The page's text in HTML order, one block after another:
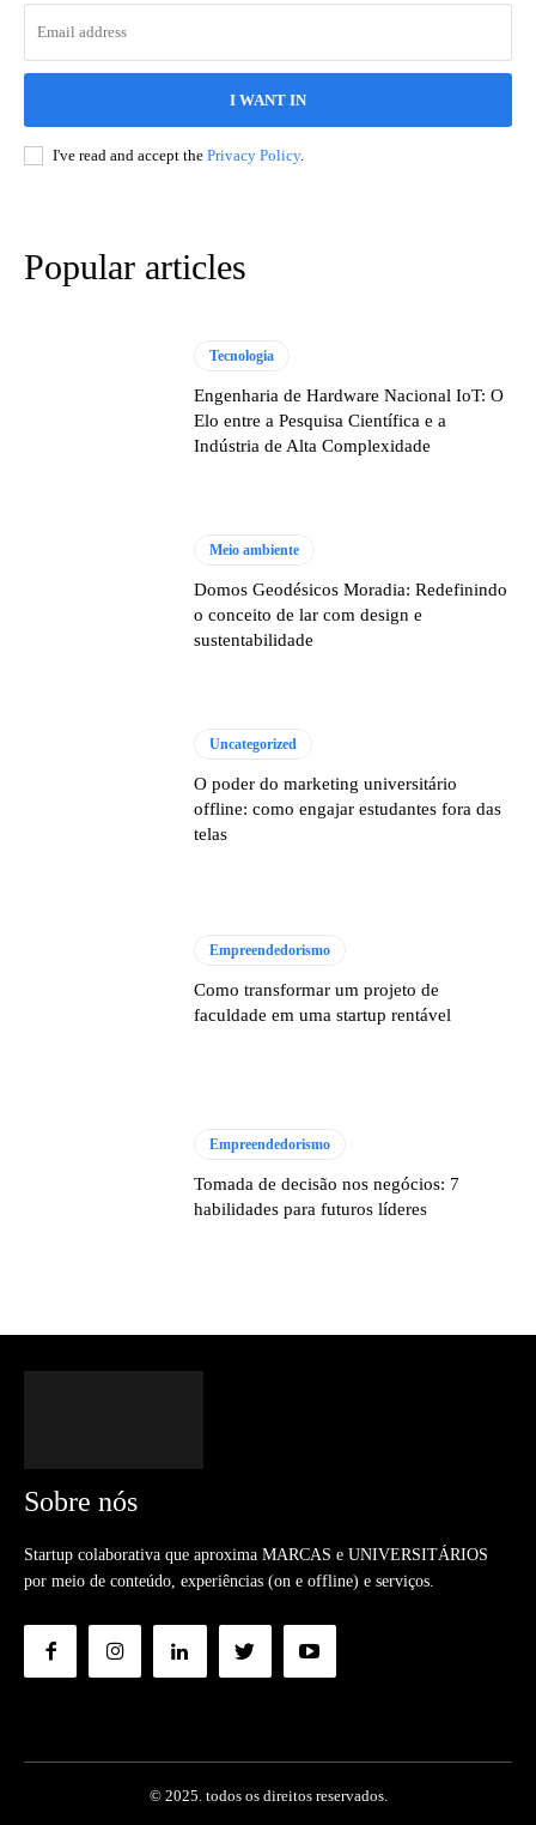
I WANT IN
I've read and accept the Privacy Policy.
Popular articles
Tecnologia
Engenharia de Hardware Nacional IoT: O
Elo entre a Pesquisa Científica e a
Indústria de Alta Complexidade
Meio ambiente
Domos Geodésicos Moradia: Redefinindo
o conceito de lar com design e
sustentabilidade
Uncategorized
O poder do marketing universitário
offline: como engajar estudantes fora das
telas
Empreendedorismo
Como transformar um projeto de
faculdade em uma startup rentável
Empreendedorismo
Tomada de decisão nos negócios: 7
habilidades para futuros líderes
Sobre nós
Startup colaborativa que aproxima MARCAS e UNIVERSITÁRIOS
por meio de conteúdo, experiências (on e offline) e serviços.
© 2025. todos os direitos reservados.